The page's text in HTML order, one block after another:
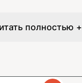
полностью +